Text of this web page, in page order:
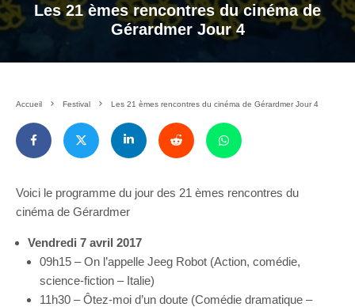
Les 21 èmes rencontres du cinéma de
Gérardmer Jour 4
Accueil Festival Les 21 èmes rencontres du cinéma de Gérardmer Jour 4
Voici le programme du jour des 21 èmes rencontres du
cinéma de Gérardmer
Vendredi 7 avril 2017
09h15 – On l’appelle Jeeg Robot (Action, comédie,
science-fiction – Italie)
11h30 – Ôtez-moi d’un doute (Comédie dramatique –